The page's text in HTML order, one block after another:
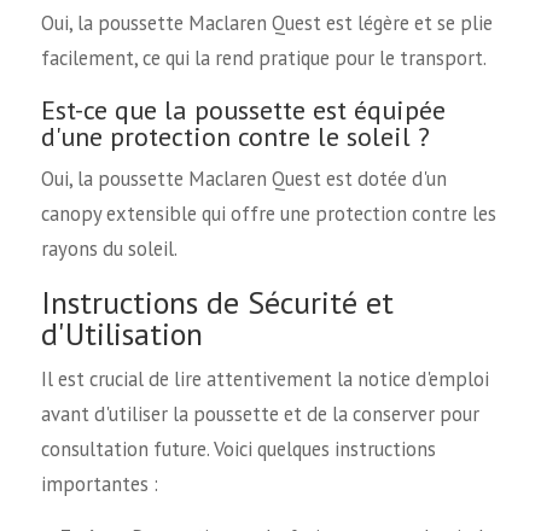
Oui, la poussette Maclaren Quest est légère et se plie
facilement, ce qui la rend pratique pour le transport.
Est-ce que la poussette est équipée
d'une protection contre le soleil ?
Oui, la poussette Maclaren Quest est dotée d'un
canopy extensible qui offre une protection contre les
rayons du soleil.
Instructions de Sécurité et
d'Utilisation
Il est crucial de lire attentivement la notice d'emploi
avant d'utiliser la poussette et de la conserver pour
consultation future. Voici quelques instructions
importantes :